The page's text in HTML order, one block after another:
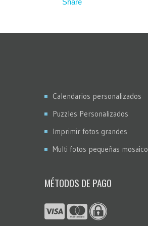
Calendarios personalizados
Puzzles Personalizados
Imprimir fotos grandes
Multi fotos pequeñas mosaico
MÉTODOS DE PAGO